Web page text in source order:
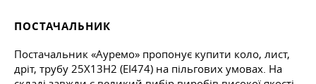
ПОСТАЧАЛЬНИК
Постачальник «Ауремо» пропонує купити коло, лист,
дріт, трубу 25Х13Н2 (ЕІ474) на пільгових умовах. На